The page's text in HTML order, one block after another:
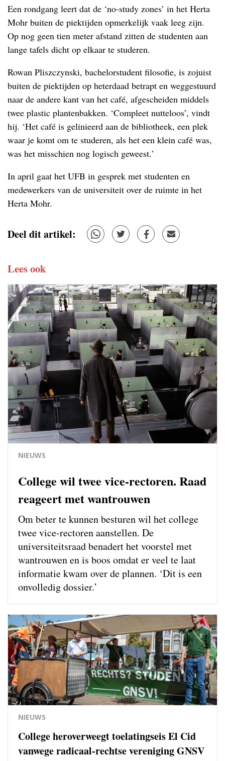
Een rondgang leert dat de ‘no-study zones’ in het Herta
Mohr buiten de piektijden opmerkelijk vaak leeg zijn.
Op nog geen tien meter afstand zitten de studenten aan
lange tafels dicht op elkaar te studeren.
Rowan Pliszczynski, bachelorstudent filosofie, is zojuist
buiten de piektijden op heterdaad betrapt en weggestuurd
naar de andere kant van het café, afgescheiden middels
twee plastic plantenbakken. ‘Compleet nutteloos’, vindt
hij. ‘Het café is gelinieerd aan de bibliotheek, een plek
waar je komt om te studeren, als het een klein café was,
was het misschien nog logisch geweest.’
In april gaat het UFB in gesprek met studenten en
medewerkers van de universiteit over de ruimte in het
Herta Mohr.
Deel dit artikel:
Lees ook
NIEUWS
College wil twee vice-rectoren. Raad
reageert met wantrouwen
Om beter te kunnen besturen wil het college
twee vice-rectoren aanstellen. De
universiteitsraad benadert het voorstel met
wantrouwen en is boos omdat er veel te laat
informatie kwam over de plannen. ‘Dit is een
onvolledig dossier.’
NIEUWS
College heroverweegt toelatingseis El Cid
vanwege radicaal-rechtse vereniging GNSV